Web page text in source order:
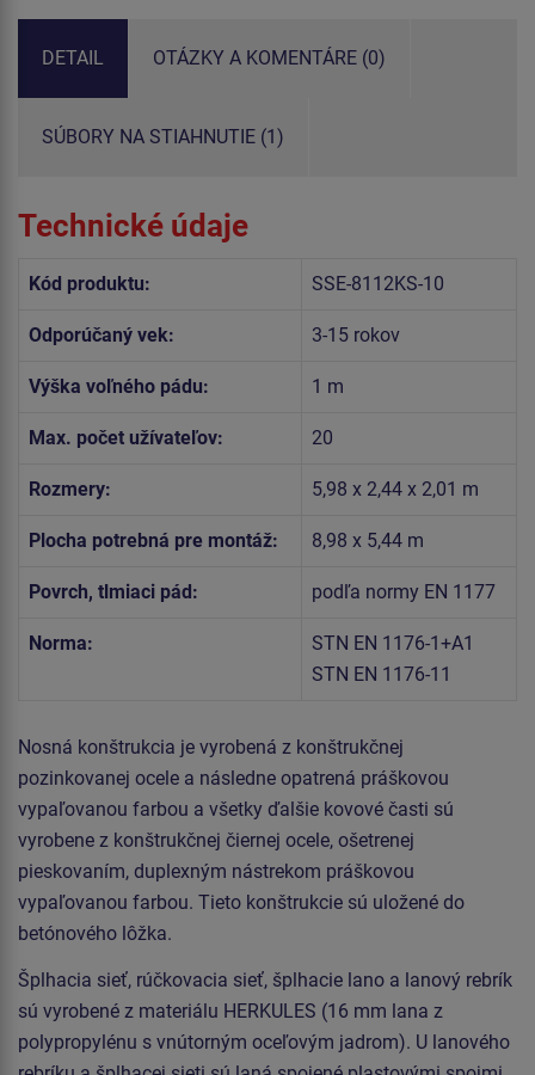
DETAIL OTÁZKY A KOMENTÁRE (0)
SÚBORY NA STIAHNUTIE (1)
Technické údaje
Kód produktu: SSE-8112KS-10
Odporúčaný vek: 3-15 rokov
Výška voľného pádu: 1 m
Max. počet užívateľov: 20
Rozmery: 5,98 x 2,44 x 2,01 m
Plocha potrebná pre montáž: 8,98 x 5,44 m
Povrch, tlmiaci pád: podľa normy EN 1177
Norma:
STN EN 1176-1+A1
STN EN 1176-11
Nosná konštrukcia je vyrobená z konštrukčnej
pozinkovanej ocele a následne opatrená práškovou
vypaľovanou farbou a všetky ďalšie kovové časti sú
vyrobene z konštrukčnej čiernej ocele, ošetrenej
pieskovaním, duplexným nástrekom práškovou
vypaľovanou farbou. Tieto konštrukcie sú uložené do
betónového lôžka.
Šplhacia sieť, rúčkovacia sieť, šplhacie lano a lanový rebrík
sú vyrobené z materiálu HERKULES (16 mm lana z
polypropylénu s vnútorným oceľovým jadrom). U lanového